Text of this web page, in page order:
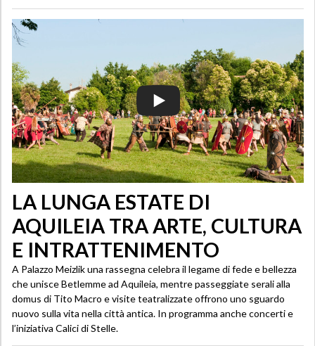
LA LUNGA ESTATE DI
AQUILEIA TRA ARTE, CULTURA
E INTRATTENIMENTO
A Palazzo Meizlik una rassegna celebra il legame di fede e bellezza
che unisce Betlemme ad Aquileia, mentre passeggiate serali alla
domus di Tito Macro e visite teatralizzate offrono uno sguardo
nuovo sulla vita nella città antica. In programma anche concerti e
l’iniziativa Calici di Stelle.